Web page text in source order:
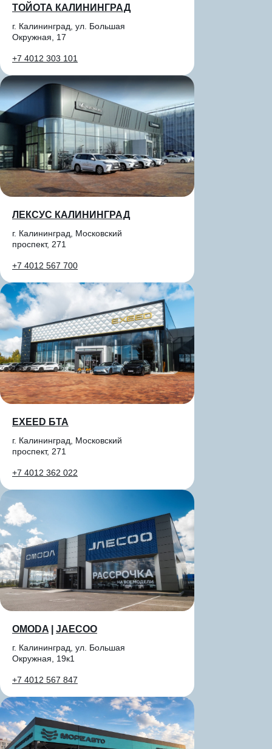
ТОЙОТА КАЛИНИНГРАД
г. Калининград, ул. Большая
Окружная, 17
+7 4012 303 101
ЛЕКСУС КАЛИНИНГРАД
г. Калининград, Московский
проспект, 271
+7 4012 567 700
EXEED БТА
г. Калининград, Московский
проспект, 271
+7 4012 362 022
OMODA JAECOO
г. Калининград, ул. Большая
Окружная, 19к1
+7 4012 567 847